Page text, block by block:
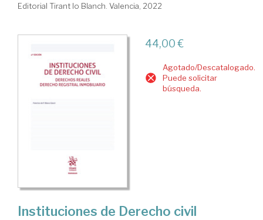
Editorial Tirant lo Blanch. Valencia, 2022
44,00 €
Agotado/Descatalogado.
Puede solicitar
búsqueda.
Instituciones de Derecho civil